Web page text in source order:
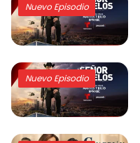
Nuevo Episodio
Nuevo Episodio